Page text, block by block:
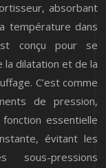
absorbant
température dans
conçu pour se
dilatation et de la
C’est comme
de pression,
essentielle
évitant les
sous-pressions